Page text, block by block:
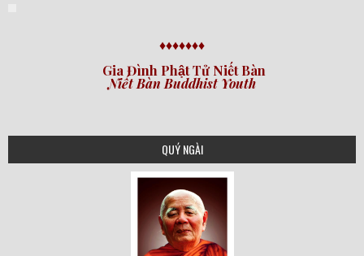
♦♦♦♦♦♦♦
Gia Đình Phật Tử Niết Bàn
Niết Bàn Buddhist Youth
QUÝ NGÀI